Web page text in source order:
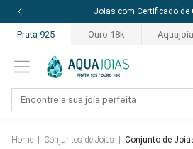
Joias com Certificado de
Prata 925 Ouro 18k
Home Conjuntos de Joias Conjunto de